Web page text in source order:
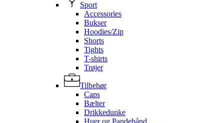
Sport
Accessories
Bukser
Hoodies/Zip
Shorts
Tights
T-shirts
Trøjer
Tilbehør
Caps
Bælter
Drikkedunke
Huer og Pandebånd